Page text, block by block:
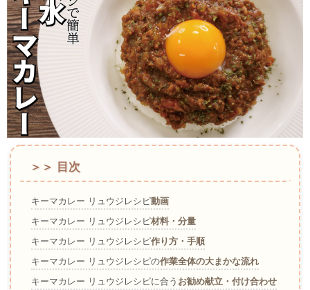
＞＞ 目次
キーマカレー リュウジレシピ動画
キーマカレー リュウジレシピ材料・分量
キーマカレー リュウジレシピ作り方・手順
キーマカレー リュウジレシピの作業全体の大まかな流れ
キーマカレー リュウジレシピに合う お勧め献立・付け合わせ